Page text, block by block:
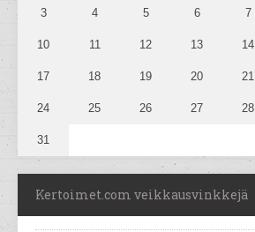
3 4 5 6 7
10 11 12 13 14
17 18 19 20 21
24 25 26 27 28
31
Kertoimet.com veikkausvinkkejä